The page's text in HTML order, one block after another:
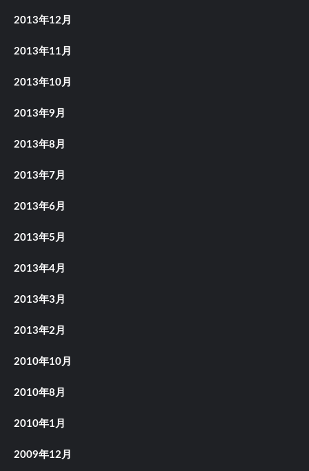
2013年12月
2013年11月
2013年10月
2013年9月
2013年8月
2013年7月
2013年6月
2013年5月
2013年4月
2013年3月
2013年2月
2010年10月
2010年8月
2010年1月
2009年12月